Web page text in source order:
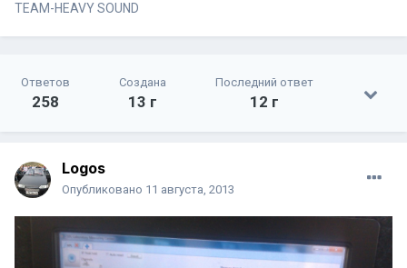
TEAM-HEAVY SOUND
Ответов
258
Создана
13 г
Последний ответ
12 г
Logos
Опубликовано 11 августа, 2013